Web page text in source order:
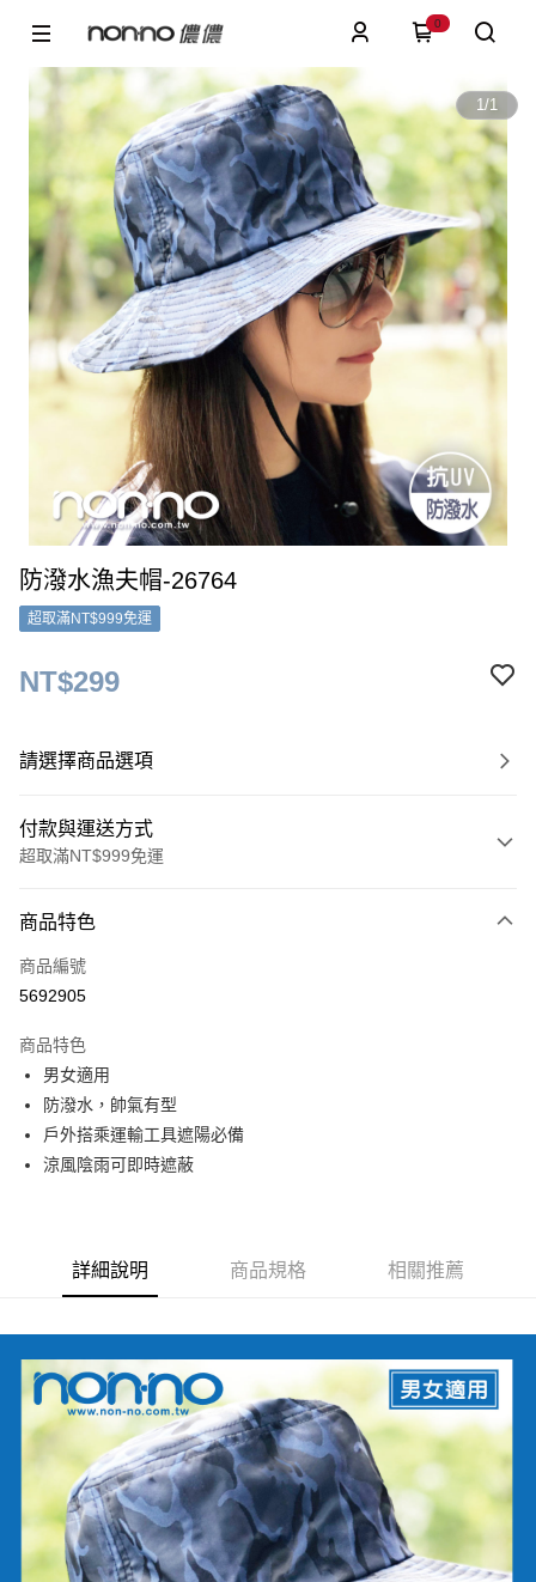
0
1/1
防潑水漁夫帽-26764
超取滿NT$999免運
NT$299
請選擇商品選項
付款與運送方式
超取滿NT$999免運
信用卡一次付款
超商取貨付款
Apple Pay
街口支付
悠遊付
7-11取貨付款
每筆NT$90，滿NT$999(含以上)免運費
宅配
每筆NT$90，滿NT$999(含以上)免運費
商品特色
商品編號
5692905
商品特色
男女適用
防潑水，帥氣有型
戶外搭乘運輸工具遮陽必備
涼風陰雨可即時遮蔽
詳細說明 商品規格 相關推薦